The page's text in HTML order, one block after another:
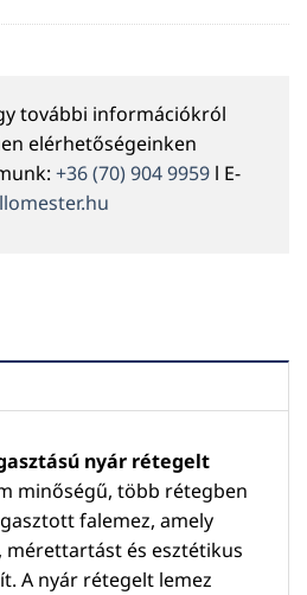
további információkról
elérhetőségeinken
+36 (70) 904 9959 l E-
nyár rétegelt
minőségű, több rétegben
falemez, amely
mérettartást és esztétikus
A nyár rétegelt lemez